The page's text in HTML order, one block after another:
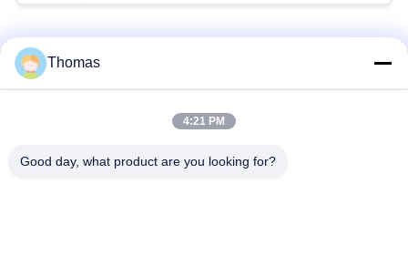
populaire categorieën
automatische het
Thomas
4:21 PM
Good day, what product are you looking for?